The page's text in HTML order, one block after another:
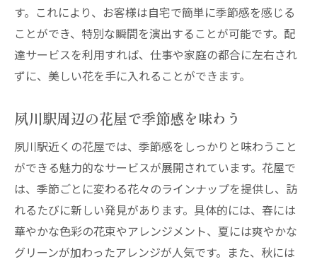
す。これにより、お客様は自宅で簡単に季節感を感じる
ことができ、特別な瞬間を演出することが可能です。配
達サービスを利用すれば、仕事や家庭の都合に左右され
ずに、美しい花を手に入れることができます。
夙川駅周辺の花屋で季節感を味わう
夙川駅近くの花屋では、季節感をしっかりと味わうこと
ができる魅力的なサービスが展開されています。花屋で
は、季節ごとに変わる花々のラインナップを提供し、訪
れるたびに新しい発見があります。具体的には、春には
華やかな色彩の花束やアレンジメント、夏には爽やかな
グリーンが加わったアレンジが人気です。また、秋には